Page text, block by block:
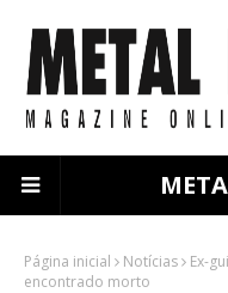
Página inicial Notícias
Ex-
encontrado morto